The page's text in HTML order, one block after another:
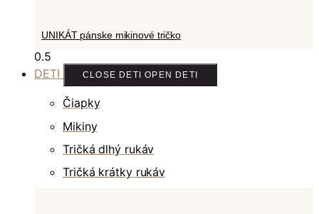
UNIKÁT pánske mikinové tričko
DETI CLOSE DETI OPEN DETI
Čiapky
Mikiny
Tričká dlhý rukáv
Tričká krátky rukáv